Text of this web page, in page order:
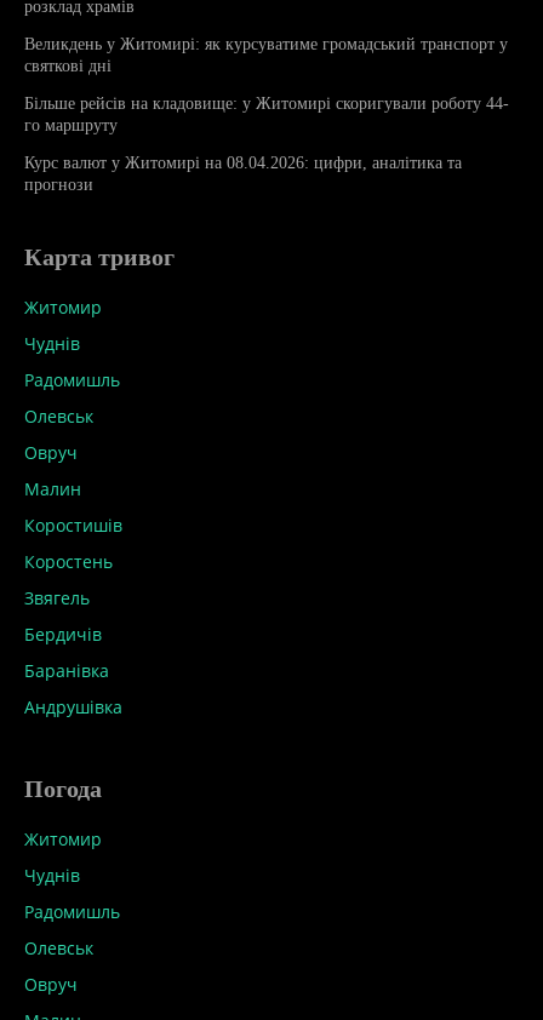
розклад храмів
Великдень у Житомирі: як курсуватиме громадський транспорт у
святкові дні
Більше рейсів на кладовище: у Житомирі скоригували роботу 44-
го маршруту
Курс валют у Житомирі на 08.04.2026: цифри, аналітика та
прогнози
Карта тривог
Житомир
Чуднів
Радомишль
Олевськ
Овруч
Малин
Коростишів
Коростень
Звягель
Бердичів
Баранівка
Андрушівка
Погода
Житомир
Чуднів
Радомишль
Олевськ
Овруч